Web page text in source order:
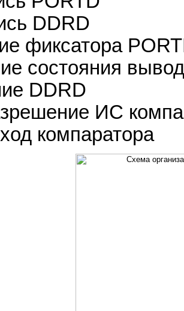
DDRD
фиксатора
состояния
DDRD
ИС
компаратора